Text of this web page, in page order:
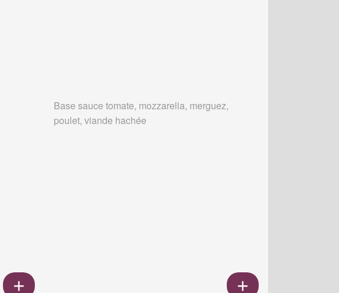
Base sauce tomate, mozzarella, merguez,
poulet, viande hachée